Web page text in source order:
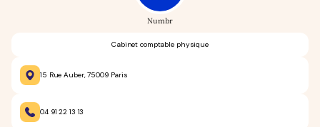
Numbr
Cabinet comptable physique
15 Rue Auber, 75009 Paris
04 91 22 13 13